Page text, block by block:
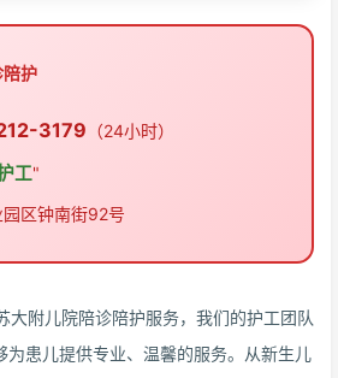
护
3179 （24小时）
工"
区钟南街92号
大附儿院陪诊陪护服务，我们的护工团队
为患儿提供专业、温馨的服务。从新生儿